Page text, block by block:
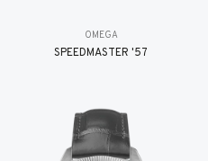
OMEGA
SPEEDMASTER '57